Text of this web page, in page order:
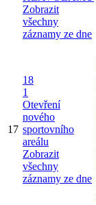
Zobrazit
všechny
záznamy ze dne
17
18
1
Otevření
nového
sportovního
areálu
Zobrazit
všechny
záznamy ze dne